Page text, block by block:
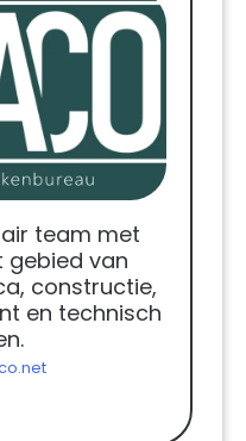
team met
gebied van
constructie,
en technisch